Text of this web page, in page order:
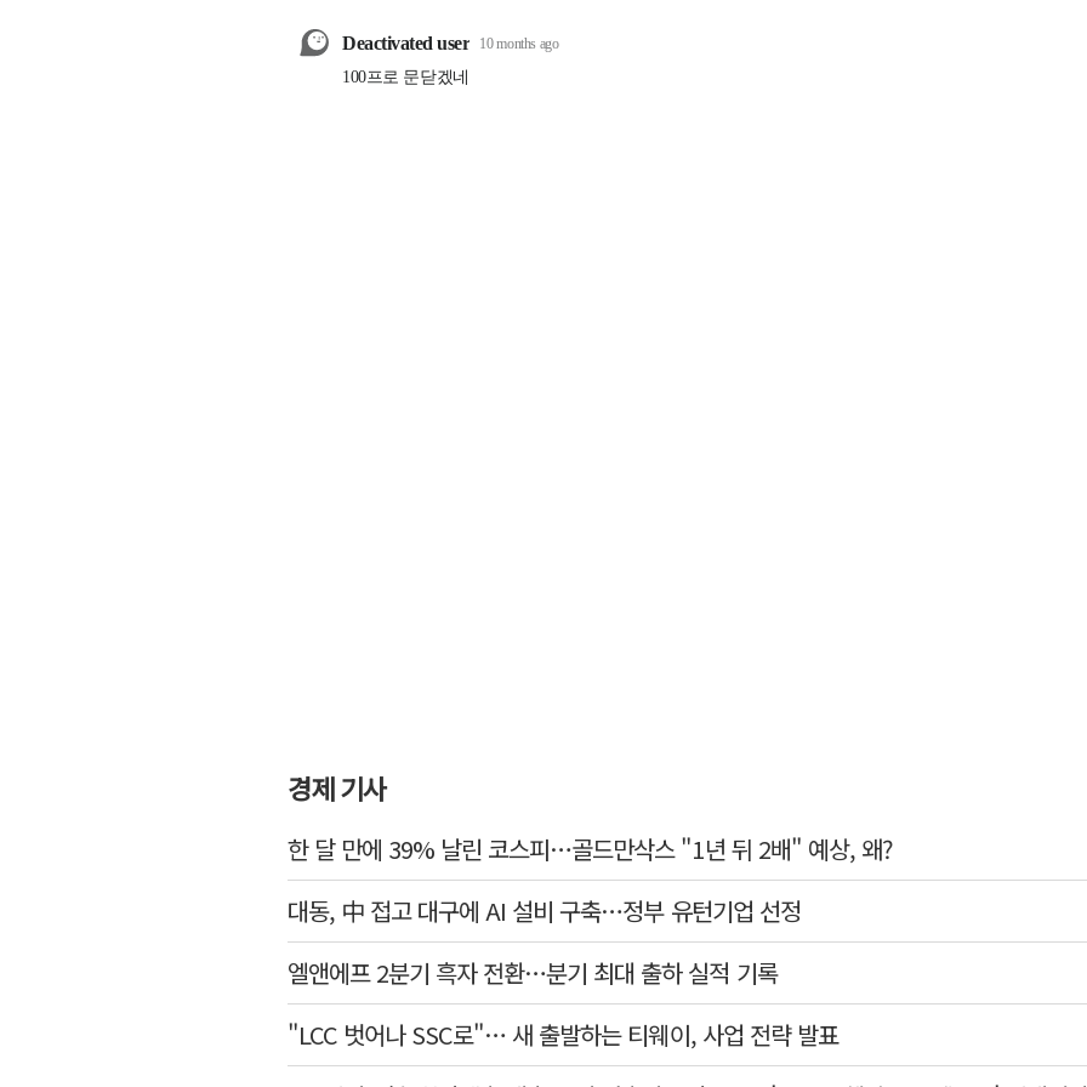
경제 기사
한 달 만에 39% 날린 코스피…골드만삭스 "1년 뒤 2배" 예상, 왜?
대동, 中 접고 대구에 AI 설비 구축…정부 유턴기업 선정
엘앤에프 2분기 흑자 전환…분기 최대 출하 실적 기록
"LCC 벗어나 SSC로"… 새 출발하는 티웨이, 사업 전략 발표